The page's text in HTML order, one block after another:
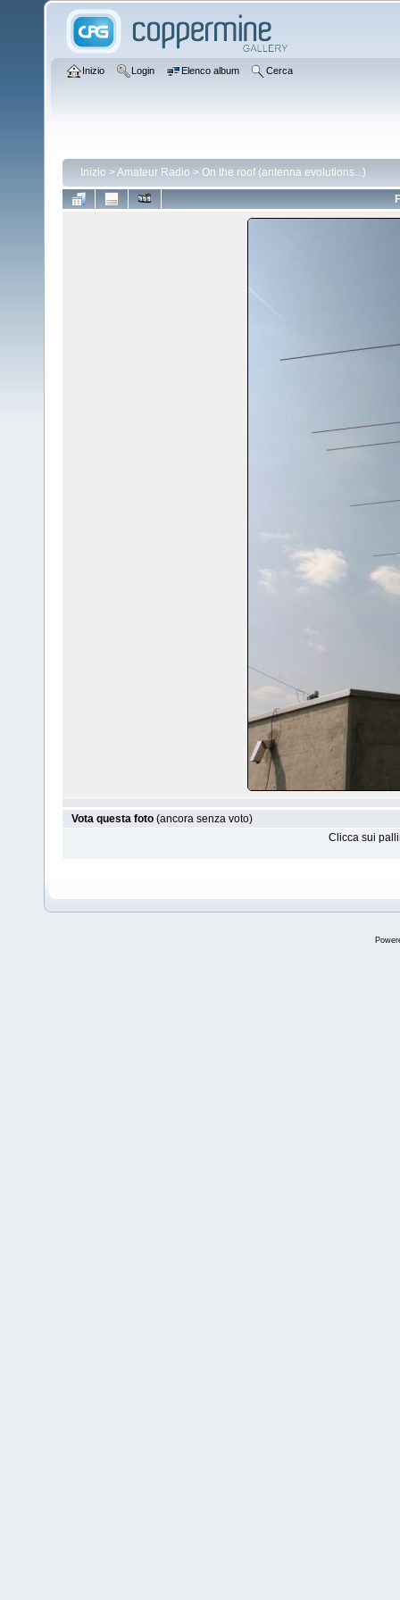
Inizio Login Elenco album Cerca
Inizio >Amateur Radio > On the roof (antenna evolutions...)
Vota questa foto (ancora senza voto)
Clicca sui